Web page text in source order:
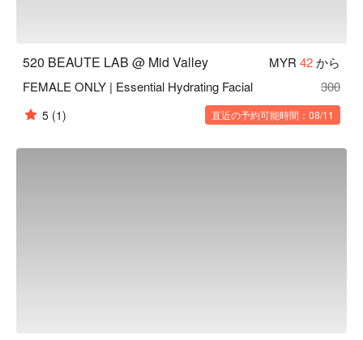
520 BEAUTE LAB @ Mid Valley MYR 42から
FEMALE ONLY | Essential Hydrating Facial
300
5 (1) 直近の予約可能時間：08/11